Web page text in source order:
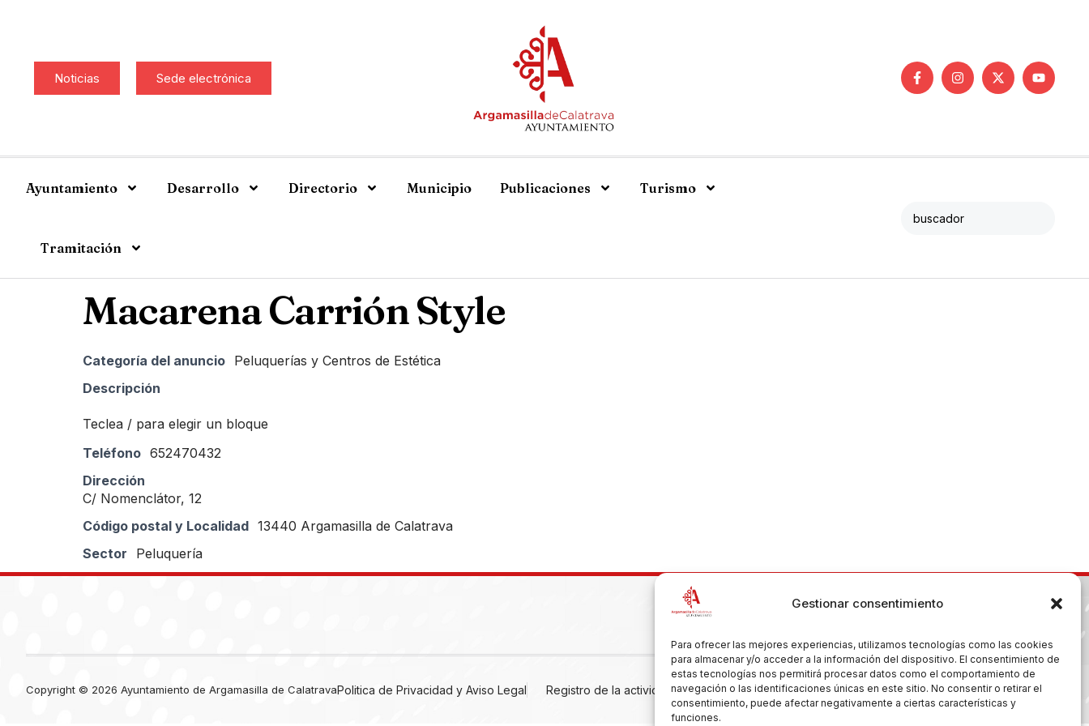
Gestionar consentimiento
Para ofrecer las mejores experiencias, utilizamos tecnologías como las cookies
para almacenar y/o acceder a la información del dispositivo. El consentimiento de
estas tecnologías nos permitirá procesar datos como el comportamiento de
navegación o las identificaciones únicas en este sitio. No consentir o retirar el
consentimiento, puede afectar negativamente a ciertas características y
funciones.
Noticias Sede electrónica
Ayuntamiento Desarrollo Directorio Municipio Publicaciones Turismo
Tramitación
Macarena Carrión Style
Categoría del anuncio Peluquerías y Centros de Estética
Descripción
Teclea / para elegir un bloque
Teléfono 652470432
Dirección
C/ Nomenclátor, 12
Código postal y Localidad 13440 Argamasilla de Calatrava
Sector
Peluquería
Copyright © 2026 Ayuntamiento de Argamasilla de CalatravaPolitica de Privacidad y Aviso Legal Registro de la actividad Cookies